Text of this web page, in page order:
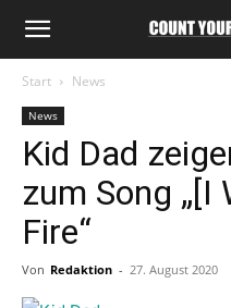
Start News
News
Kid Dad
zum Song „[I
Fire“
Von Redaktion - 27. August 2020